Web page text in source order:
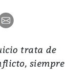
trata de
siempre